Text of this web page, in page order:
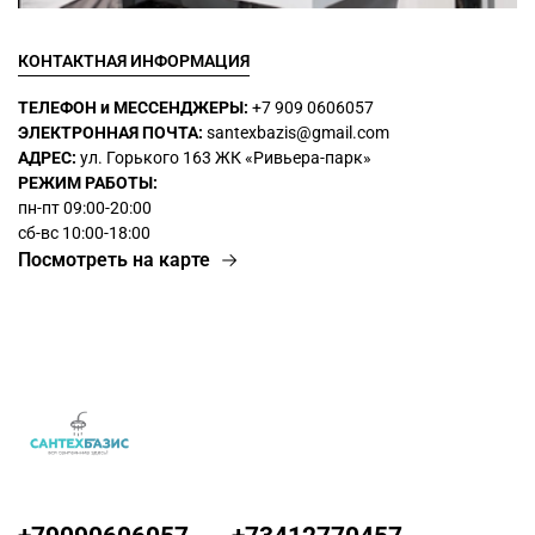
КОНТАКТНАЯ ИНФОРМАЦИЯ
ТЕЛЕФОН и МЕССЕНДЖЕРЫ: +7 909 0606057
ЭЛЕКТРОННАЯ ПОЧТА: santexbazis@gmail.com
АДРЕС: ул. Горького 163 ЖК«Ривьера-парк»
РЕЖИМ РАБОТЫ:
пн-пт 09:00-20:00
сб-вс 10:00-18:00
Посмотреть на карте